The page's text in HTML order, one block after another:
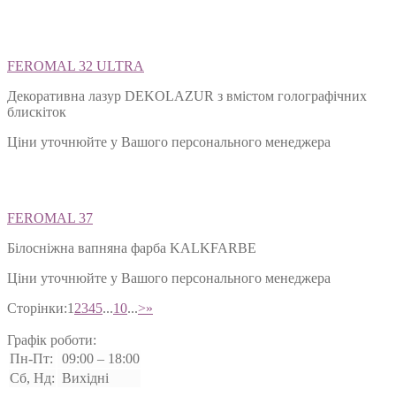
FEROMAL 32 ULTRA
Декоративна лазур DEKOLAZUR з вмістом голографічних
блискіток
Ціни уточнюйте у Вашого персонального менеджера
FEROMAL 37
Білосніжна вапняна фарба KALKFARBE
Ціни уточнюйте у Вашого персонального менеджера
Сторінки:12345...10...>»
Графік роботи:
Пн-Пт:
09:00 – 18:00
Сб, Нд: Вихідні